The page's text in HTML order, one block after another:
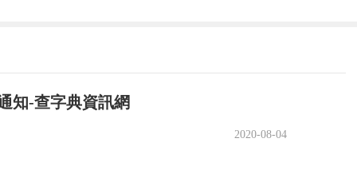
知-查字典資訊網
2020-08-04